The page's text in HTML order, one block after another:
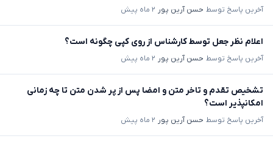
آخرین پاسخ توسط حسن آرین پور ۲ ماه پیش
اعلام نظر جعل توسط کارشناس از روی کپی چگونه است؟
آخرین پاسخ توسط حسن آرین پور ۲ ماه پیش
تشخیص تقدم و تاخر متن و امضا پس از پر شدن متن تا چه زمانی
امکانپذیر است؟
آخرین پاسخ توسط حسن آرین پور ۲ ماه پیش